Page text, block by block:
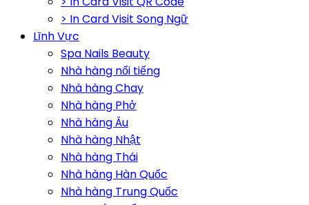
> In Card Visit Song Ngữ
Lĩnh Vực
Spa Nails Beauty
Nhà hàng nổi tiếng
Nhà hàng Chay
Nhà hàng Phở
Nhà hàng Âu
Nhà hàng Nhật
Nhà hàng Thái
Nhà hàng Hàn Quốc
Nhà hàng Trung Quốc